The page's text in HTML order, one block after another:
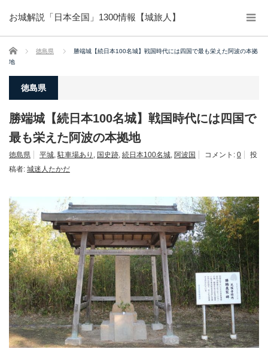
お城解説「日本全国」1300情報【城旅人】
ホーム 徳島県
勝端城【続日本100名城】戦国時代には四国で最も栄えた阿波の本拠
地
徳島県
勝端城【続日本100名城】戦国時代には四国で
最も栄えた阿波の本拠地
徳島県 平城,駐車場あり , 国史跡, 続日本100名城, 阿波国 コメント: 0
投
稿者: 城迷人たかだ